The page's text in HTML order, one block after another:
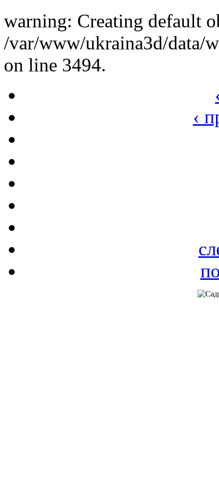
warning: Creating default
/var/www/ukraina3d/data/
on line 3494.
‹